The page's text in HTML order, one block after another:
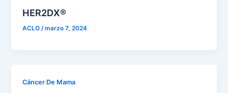
HER2DX®
ACLO/marzo 7, 2024
Cáncer De Mama